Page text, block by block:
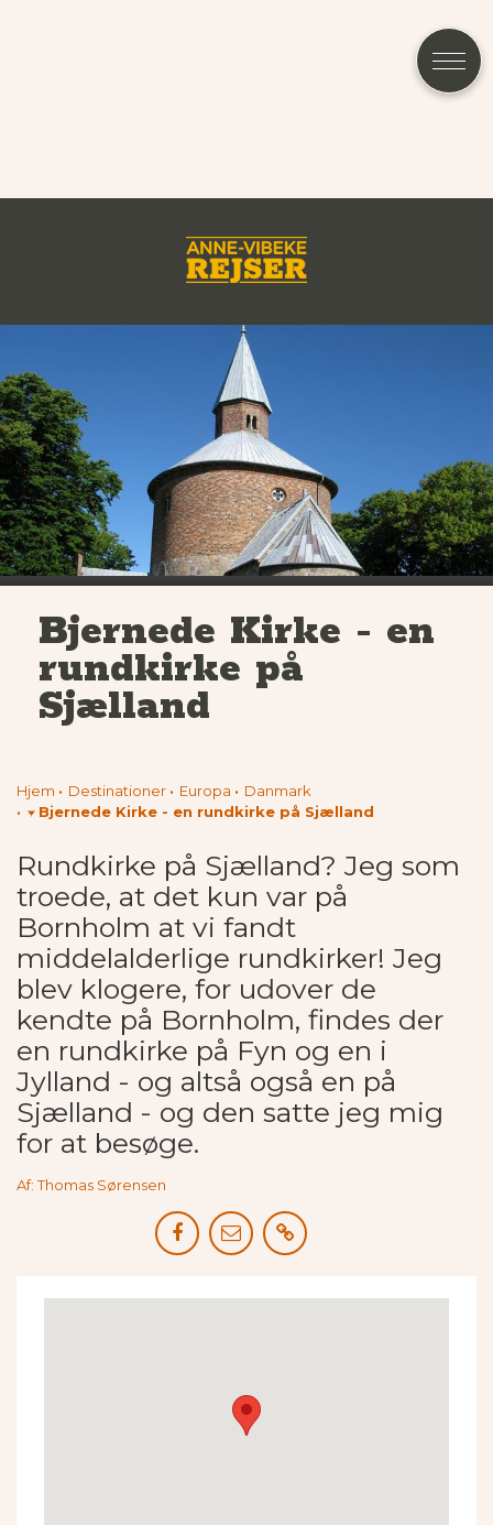
Bjernede Kirke - en
rundkirke på
Sjælland
Hjem Destinationer Europa
Danmark
Bjernede Kirke - en rundkirke på Sjælland
Rundkirke på Sjælland? Jeg som
troede, at det kun var på
Bornholm at vi fandt
middelalderlige rundkirker! Jeg
blev klogere, for udover de
kendte på Bornholm, findes der
en rundkirke på Fyn og en i
Jylland - og altså også en på
Sjælland - og den satte jeg mig
for at besøge.
Af: Thomas Sørensen